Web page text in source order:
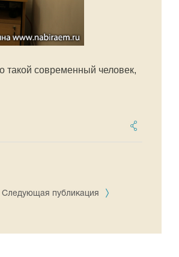
такой современный человек,
Следующая публикация